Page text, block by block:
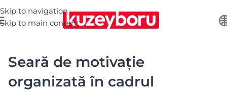
Skip to navigation
Skip to main content
Seară de motivație
organizată în cadrul